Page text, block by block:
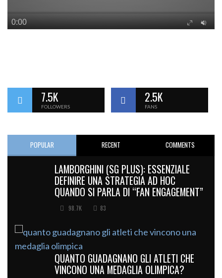
7.5K
FOLLOWERS
2.5K
FANS
POPULAR RECENT COMMENTS
LAMBORGHINI (SG PLUS): ESSENZIALE
DEFINIRE UNA STRATEGIA AD HOC
QUANDO SI PARLA DI “FAN ENGAGEMENT”
98.7K 83
QUANTO GUADAGNANO GLI ATLETI CHE
VINCONO UNA MEDAGLIA OLIMPICA?